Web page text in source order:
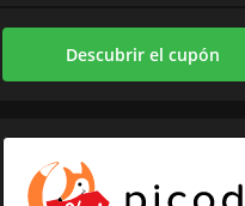
Descubrir el cupón